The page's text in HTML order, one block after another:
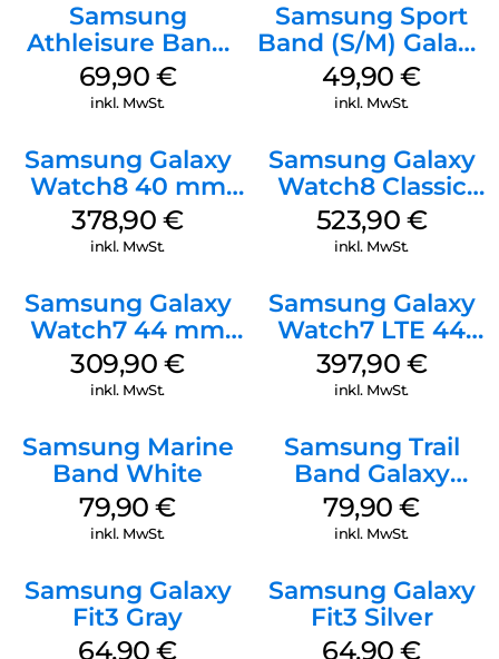
Samsung
Athleisure Band
(S/M) Galaxy
Watch8/Watch8
69,90 €
inkl. MwSt.
Samsung Sport
Band (S/M) Galaxy
Watch8/Watch8
Classic White
49,90€
inkl. MwSt.
Samsung Galaxy
Watch8 40 mm
Graphite
378,90€
inkl. MwSt.
Samsung Galaxy
Watch8 Classic
White
523,90 €
inkl. MwSt.
Samsung Galaxy
Watch7 44 mm
Silver
309,90€
inkl. MwSt.
Samsung Galaxy
Watch7 LTE 44
mm Green
397,90 €
inkl. MwSt.
Samsung Marine
Band White
79,90€
inkl. MwSt.
Samsung Trail
Band Galaxy
Watch Ultra
Orange
79,90€
inkl. MwSt.
Samsung Galaxy
Fit3 Gray
64,90€
Samsung Galaxy
Fit3 Silver
64,90€